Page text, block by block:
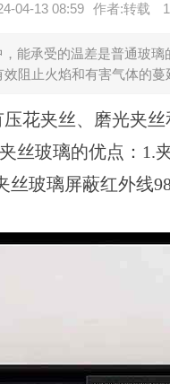
04-13 08:59 作者:转载
能承受的温差是普通玻
阻止火焰和有害气体的蔓
花夹丝、磨光夹
丝玻璃的优点：1.
丝玻璃屏蔽红外线